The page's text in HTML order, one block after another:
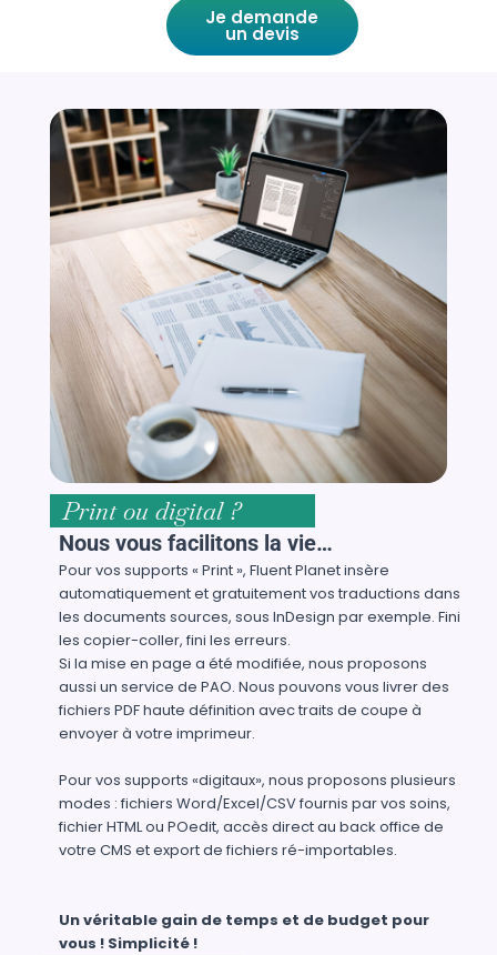
Je demande
un devis
Print ou digital ?
Nous vous facilitons la vie…
Pour vos supports « Print », Fluent Planet insère
automatiquement et gratuitement vos traductions dans
les documents sources, sous InDesign par exemple. Fini
les copier-coller, fini les erreurs.
Si la mise en page a été modifiée, nous proposons
aussi un service de PAO. Nous pouvons vous livrer des
fichiers PDF haute définition avec traits de coupe à
envoyer à votre imprimeur.
Pour vos supports «digitaux», nous proposons plusieurs
modes : fichiers Word/Excel/CSV fournis par vos soins,
fichier HTML ou POedit, accès direct au back office de
votre CMS et export de fichiers ré-importables.
Un véritable gain de temps et de budget pour
vous ! Simplicité !